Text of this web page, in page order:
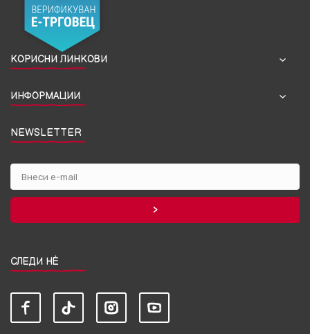
КОРИСНИ ЛИНКОВИ
ИНФОРМАЦИИ
NEWSLETTER
СЛЕДИ НЀ